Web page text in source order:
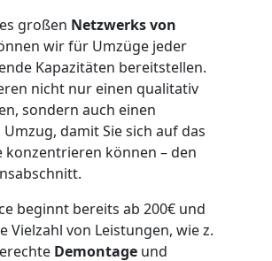
großen Netzwerks von
wir für Umzüge jeder
Kapazitäten bereitstellen.
nicht nur einen qualitativ
sondern auch einen
damit Sie sich auf das
konzentrieren können – den
beginnt bereits ab 200€ und
Vielzahl von Leistungen, wie z.
Demontage und